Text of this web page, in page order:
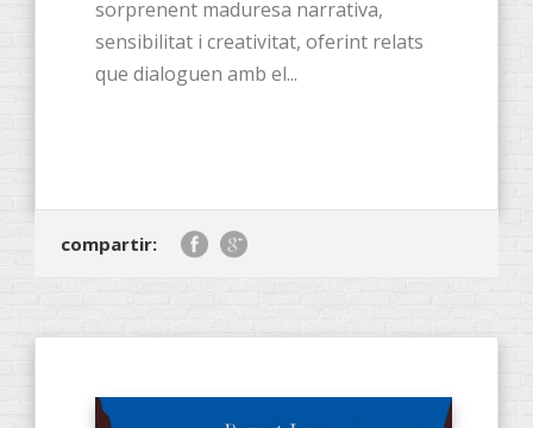
sorprenent maduresa narrativa,
sensibilitat i creativitat, oferint relats
que dialoguen amb el...
compartir: